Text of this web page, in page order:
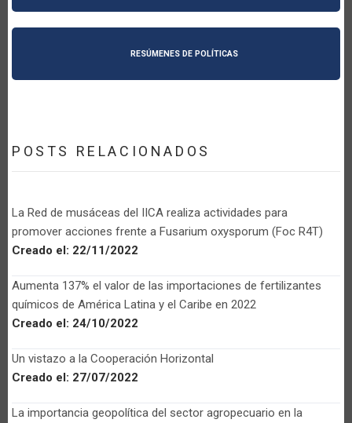
RESÚMENES DE POLÍTICAS
POSTS RELACIONADOS
La Red de musáceas del IICA realiza actividades para
promover acciones frente a Fusarium oxysporum (Foc R4T)
Creado el: 22/11/2022
Aumenta 137% el valor de las importaciones de fertilizantes
químicos de América Latina y el Caribe en 2022
Creado el: 24/10/2022
Un vistazo a la Cooperación Horizontal
Creado el: 27/07/2022
La importancia geopolítica del sector agropecuario en la